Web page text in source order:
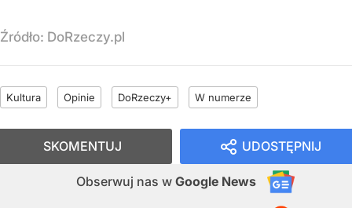
Źródło: DoRzeczy.pl
Kultura Opinie DoRzeczy+ W numerze
UDOSTĘPNIJ
Obserwuj nas w Google News
SKOMENTUJ